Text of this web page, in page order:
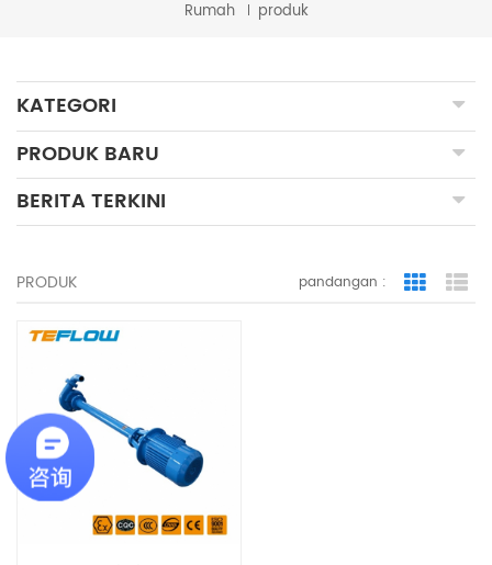
Rumah produk
KATEGORI
PRODUK BARU
BERITA TERKINI
PRODUK pandangan : Grid View